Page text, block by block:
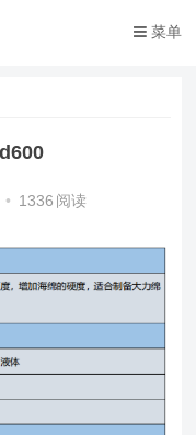
菜单
• 1336 阅读